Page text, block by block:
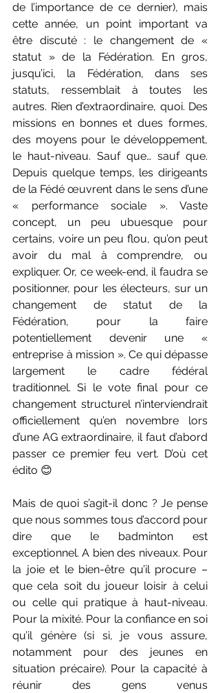
de l’importance de ce dernier), mais
cette année, un point important va
être discuté : le changement de «
statut » de la Fédération. En gros,
jusqu’ici, la Fédération, dans ses
statuts, ressemblait à toutes les
autres. Rien d’extraordinaire, quoi. Des
missions en bonnes et dues formes,
des moyens pour le développement,
le haut-niveau. Sauf que… sauf que.
Depuis quelque temps, les dirigeants
de la Fédé œuvrent dans le sens d’une
« performance sociale ». Vaste
concept, un peu ubuesque pour
certains, voire un peu flou, qu’on peut
avoir du mal à comprendre, ou
expliquer. Or, ce week-end, il faudra se
positionner, pour les électeurs, sur un
changement de statut de la
Fédération, pour la faire
potentiellement devenir une «
entreprise à mission ». Ce qui dépasse
largement le cadre fédéral
traditionnel. Si le vote final pour ce
changement structurel n’interviendrait
officiellement qu’en novembre lors
d’une AG extraordinaire, il faut d’abord
passer ce premier feu vert. D’où cet
édito 😊
Mais de quoi s’agit-il donc ? Je pense
que nous sommes tous d’accord pour
dire que le badminton est
exceptionnel. A bien des niveaux. Pour
la joie et le bien-être qu’il procure –
que cela soit du joueur loisir à celui
ou celle qui pratique à haut-niveau.
Pour la mixité. Pour la confiance en soi
qu’il génère (si si, je vous assure,
notamment pour des jeunes en
situation précaire). Pour la capacité à
réunir des gens venus